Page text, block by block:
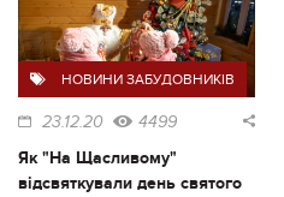
НОВИНИ ЗАБУДОВНИКІВ
23.12.20 4499
Як "На Щасливому"
відсвяткували день святого